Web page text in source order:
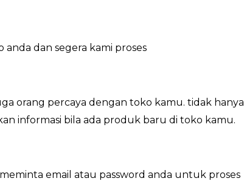
dan segera kami proses
orang percaya dengan toko kamu. tidak hanya
informasi bila ada produk baru di toko kamu.
email atau password anda untuk proses